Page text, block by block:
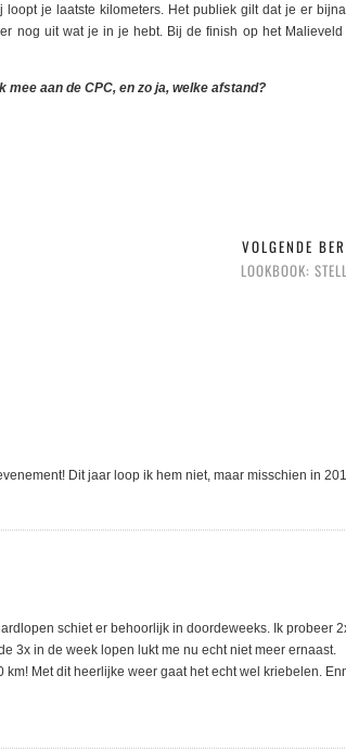
je laatste kilometers. Het publiek gilt dat je er
nog uit wat je in je hebt. Bij de finish op het Malieveld
aan de CPC, en zo ja, welke afstand?
VOLGENDE
LOOKBOOK:
Dit jaar loop ik hem niet, maar misschien in
schiet er behoorlijk in doordeweeks. Ik probeer
3x in de week lopen lukt me nu echt niet meer ernaast.
Met dit heerlijke weer gaat het echt wel kriebelen.